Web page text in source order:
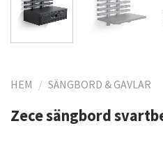
HEM / SÄNGBORD & GAVLAR
Zece sängbord